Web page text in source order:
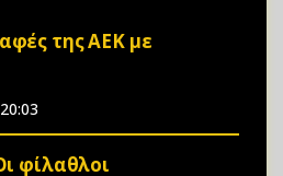
της ΑΕΚ με
20:03
φίλαθλοι